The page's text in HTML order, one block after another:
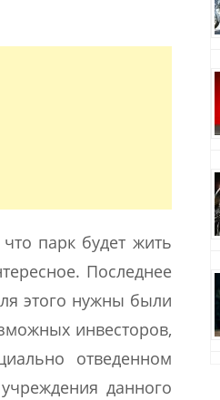
парк будет жить
Последнее
этого нужны были
инвесторов,
отведенном
данного